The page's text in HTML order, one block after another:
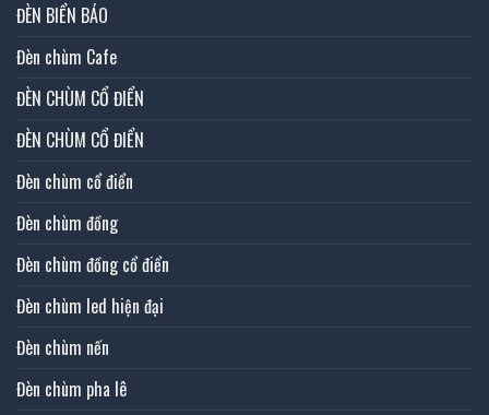
ĐÈN BIỂN BÁO
Đèn chùm Cafe
ĐÈN CHÙM CỔ ĐIỂN
ĐÈN CHÙM CỔ ĐIỂN
Đèn chùm cổ điển
Đèn chùm đồng
Đèn chùm đồng cổ điển
Đèn chùm led hiện đại
Đèn chùm nến
Đèn chùm pha lê